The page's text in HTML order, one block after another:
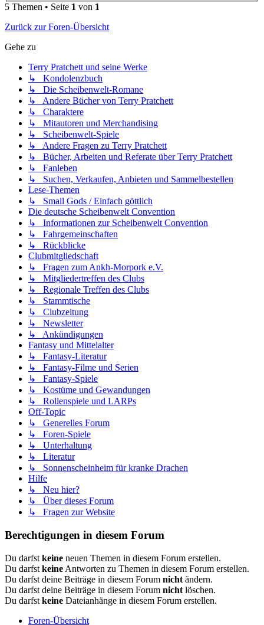
5 Themen • Seite 1 von 1
Zurück zur Foren-Übersicht
Gehe zu
Terry Pratchett und seine Werke
↳ Kondolenzbuch
↳ Die Scheibenwelt-Romane
↳ Andere Bücher von Terry Pratchett
↳ Charaktere
↳ Mitautoren und Merchandising
↳ Scheibenwelt-Spiele
↳ Andere Fragen zu Terry Pratchett
↳ Bücher, Arbeiten und Referate über Terry Pratchett
↳ Fanleben
↳ Suchen, Verkaufen, Anbieten und Sammelbestellen
Lese-Themen
↳ Small Gods / Einfach göttlich
Die deutsche Scheibenwelt Convention
↳ Informationen zur Scheibenwelt Convention
↳ Fahrgemeinschaften
↳ Rückblicke
Clubmitgliedschaft
↳ Fragen zum Ankh-Morpork e.V.
↳ Mitgliedertreffen des Clubs
↳ Regionale Treffen des Clubs
↳ Stammtische
↳ Clubzeitung
↳ Newsletter
↳ Ankündigungen
Fantasy und Mittelalter
↳ Fantasy-Literatur
↳ Fantasy-Filme und Serien
↳ Fantasy-Spiele
↳ Kostüme und Gewandungen
↳ Rollenspiele und LARPs
Off-Topic
↳ Generelles Forum
↳ Foren-Spiele
↳ Unterhaltung
↳ Literatur
↳ Sonnenscheinheim für kranke Drachen
Hilfe
↳ Neu hier?
↳ Über dieses Forum
↳ Fragen zur Website
Berechtigungen in diesem Forum
Du darfst keine neuen Themen in diesem Forum erstellen.
Du darfst keine Antworten zu Themen in diesem Forum erstellen.
Du darfst deine Beiträge in diesem Forum nicht ändern.
Du darfst deine Beiträge in diesem Forum nicht löschen.
Du darfst keine Dateianhänge in diesem Forum erstellen.
Foren-Übersicht